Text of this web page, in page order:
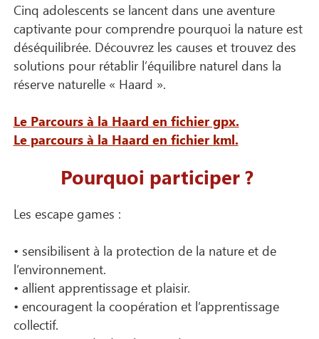
Cinq adolescents se lancent dans une aventure
captivante pour comprendre pourquoi la nature est
déséquilibrée. Découvrez les causes et trouvez des
solutions pour rétablir l’équilibre naturel dans la
réserve naturelle « Haard ».
Le Parcours à la Haard en fichier gpx.
Le parcours à la Haard en fichier kml.
Pourquoi participer ?
Les escape games :
• sensibilisent à la protection de la nature et de
l’environnement.
• allient apprentissage et plaisir.
• encouragent la coopération et l’apprentissage
collectif.